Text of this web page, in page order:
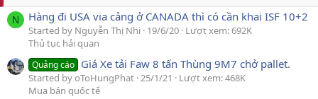
N Hàng đi USA via cảng ở CANADA thì có cần khai ISF 10+2
Started by Nguyễn Thị Nhi 19/6/20 Lượt xem: 692K
Thủ tục hải quan
Quảng cáo Giá Xe tải Faw 8 tấn Thùng 9M7 chở pallet.
Started by oToHungPhat 25/1/21
Lượt xem: 468K
Mua bán quốc tế